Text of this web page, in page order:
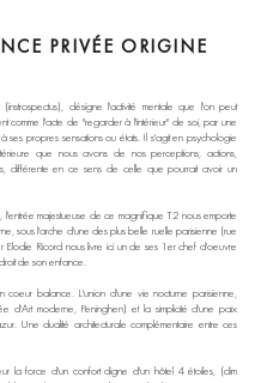
PRIVÉE ORIGINE
désigne l'activité mentale que l'on peut
comme l'acte de "regarder à l'intérieur" de soi, par une
ses propres sensations ou états. Il s'agit en psychologie
que nous avons de nos perceptions, actions,
différente en ce sens de celle que pourrait avoir un
majestueuse de ce magnifique T2 nous emporte
sous l'arche d'une des plus belle ruelle parisienne (rue
Elodie Ricord nous livre ici un de ses 1er chef d'oeuvre
de son enfance.
coeur balance. L'union d'une vie nocturne parisienne,
d'Art moderne, Peninghen) et la simplicité d'une paix
Une dualité architecturale complémentaire entre ces
la force d'un confort digne d'un hôtel 4 étoiles, (clim